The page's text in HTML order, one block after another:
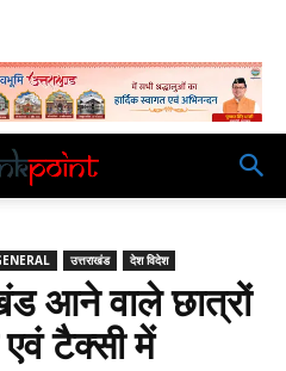
उत्तराखंड देश विदेश
आने वाले छात्रों
टैक्सी में